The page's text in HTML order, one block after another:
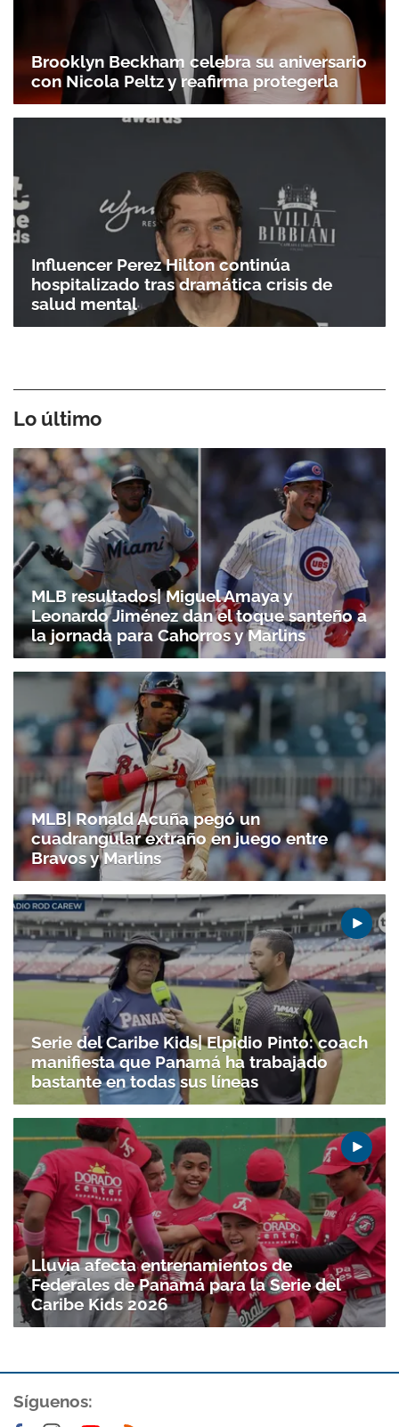
Gracias por suscribirte a nuestro boletín.
ACEPTAR
Brooklyn Beckham celebra su aniversario
con Nicola Peltz y reafirma protegerla
Influencer Perez Hilton continúa
hospitalizado tras dramática crisis de
salud mental
Lo último
MLB resultados| Miguel Amaya y
Leonardo Jiménez dan el toque santeño a
la jornada para Cahorros y Marlins
MLB| Ronald Acuña pegó un
cuadrangular extraño en juego entre
Bravos y Marlins
Serie del Caribe Kids| Elpidio Pinto: coach
manifiesta que Panamá ha trabajado
bastante en todas sus líneas
Lluvia afecta entrenamientos de
Federales de Panamá para la Serie del
Caribe Kids 2026
Síguenos: